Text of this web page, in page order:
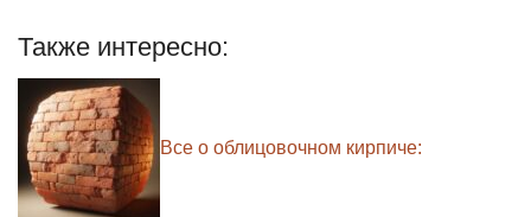
Также интересно:
Все о облицовочном кирпиче: